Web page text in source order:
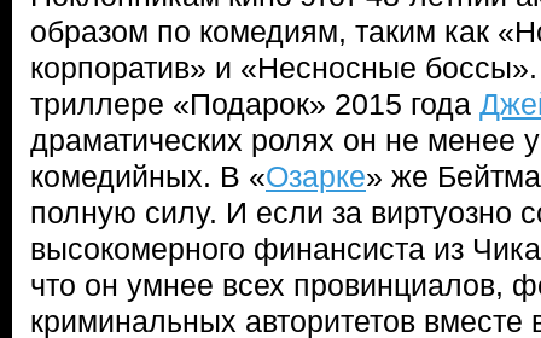
образом по комедиям, таким как
корпоратив» и «Несносные
триллере «Подарок» 2015 года
драматических ролях он не менее
комедийных. В «Озарке» же
полную силу. И если за виртуозно
высокомерного финансиста из
что он умнее всех провинциалов,
криминальных авторитетов вместе